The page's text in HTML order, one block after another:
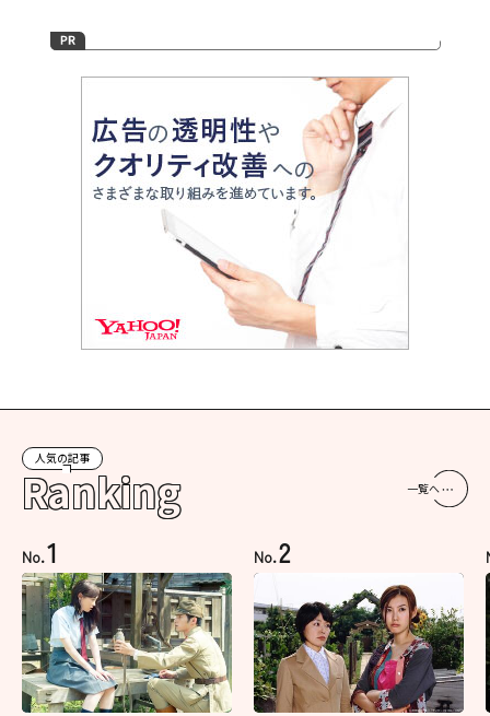
人気の記事
Ranking 一覧へ
No.1 No.2